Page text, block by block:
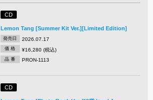
CD
Lemon Tang [Summer Kit Ver.][Limited Edition]
発売日 2026.07.17
価 格 ¥16,280 (税込)
品 番 PRON-1113
CD